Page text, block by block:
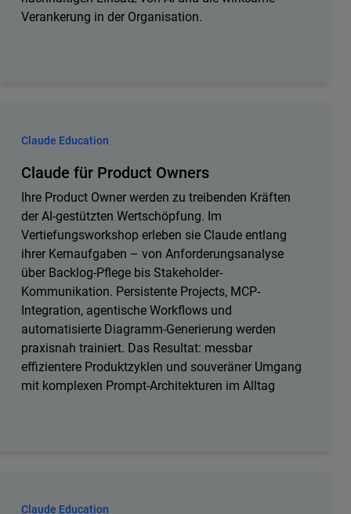
Verankerung in der Organisation.
Claude Education
Claude für Product Owners
Ihre Product Owner werden zu treibenden Kräften
der AI-gestützten Wertschöpfung. Im
Vertiefungsworkshop erleben sie Claude entlang
ihrer Kernaufgaben – von Anforderungsanalyse
über Backlog-Pflege bis Stakeholder-
Kommunikation. Persistente Projects, MCP-
Integration, agentische Workflows und
automatisierte Diagramm-Generierung werden
praxisnah trainiert. Das Resultat: messbar
effizientere Produktzyklen und souveräner Umgang
mit komplexen Prompt-Architekturen im Alltag
Claude Education